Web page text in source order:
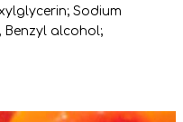
Sodium
Benzyl alcohol;